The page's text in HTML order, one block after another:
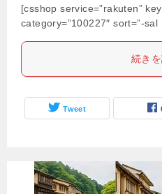
[csshop service=”rakuten”
category=”100227″ sort=”-
続き
Tweet